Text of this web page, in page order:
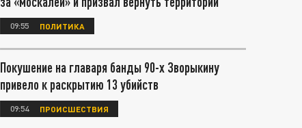
09:55 ПОЛИТИКА
Покушение на главаря банды 90-х Зворыкину
привело к раскрытию 13 убийств
09:54 ПРОИСШЕСТВИЯ